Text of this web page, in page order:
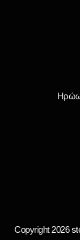
Copyright 2026